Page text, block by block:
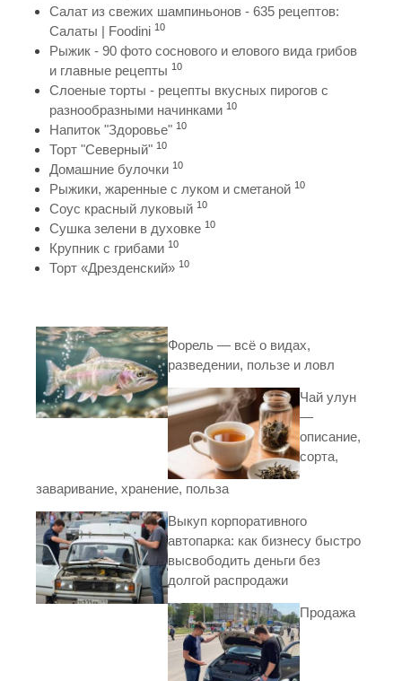
Салат из свежих шампиньонов - 635 рецептов:
Салаты | Foodini 10
Рыжик - 90 фото соснового и елового вида грибов
и главные рецепты 10
Слоеные торты - рецепты вкусных пирогов с
разнообразными начинками 10
Напиток "Здоровье" 10
Торт "Северный" 10
Домашние булочки 10
Рыжики, жаренные с луком и сметаной 10
Соус красный луковый 10
Сушка зелени в духовке 10
Крупник с грибами 10
Торт «Дрезденский» 10
Форель — всё о видах,
разведении, пользе и ловл
Чай улун
—
описание,
сорта,
заваривание, хранение, польза
Выкуп корпоративного
автопарка: как бизнесу быстро
высвободить деньги без
долгой распродажи
Продажа